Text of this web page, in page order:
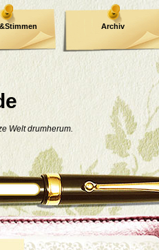
Welt drumherum.
Archiv